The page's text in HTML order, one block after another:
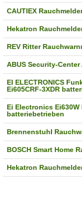
CAUTIEX
Hekatron
REV Ritter
ABUS Security-
EI ELECTRONICS
Ei605CRF-3XDR
Ei Electronics
batteriebetrieben
Brennenstuhl
BOSCH Smart Home
Hekatron